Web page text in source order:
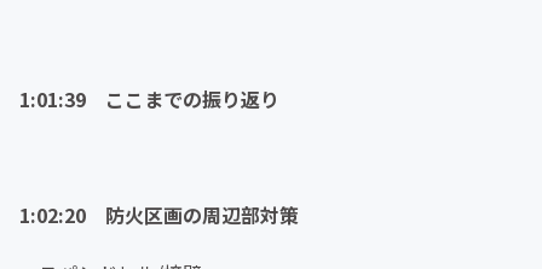
1:01:39 ここまでの振り返り
1:02:20 防火区画の周辺部対策